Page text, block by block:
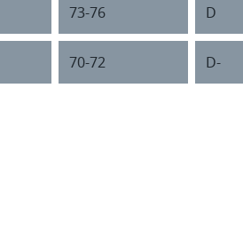
73-76 D
70-72 D-